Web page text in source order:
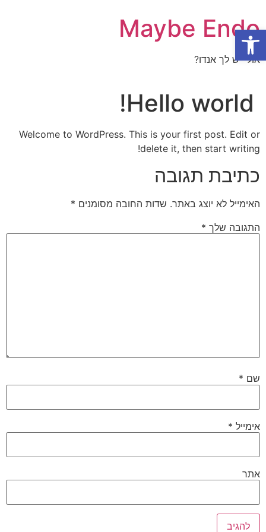
Maybe Endo
אולי יש לך אנדו?
Hello world!
Welcome to WordPress. This is your first post. Edit or
delete it, then start writing!
כתיבת תגובה
האימייל לא יוצג באתר. שדות החובה מסומנים *
התגובה שלך *
שם *
אימייל *
אתר
פתח סרגל נגישות